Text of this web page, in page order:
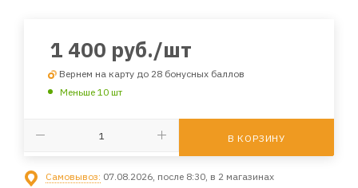
1 400 руб./шт
Вернем на карту до 28 бонусных баллов
Меньше 10 шт
В КОРЗИНУ
Самовывоз: 07.08.2026, после 8:30, в 2 магазинах